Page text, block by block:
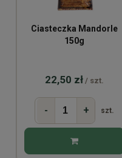
Ciasteczka Mandorle
150g
22,50 zł / szt.
- + szt.